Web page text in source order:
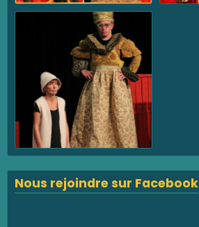
Nous rejoindre sur Facebook